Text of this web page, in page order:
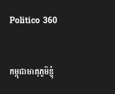
Politico 360
កម្ពុជាមាតុភូមិខ្ញុំ